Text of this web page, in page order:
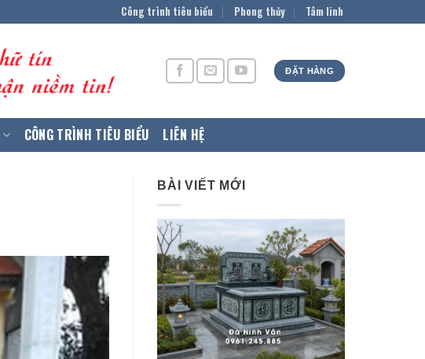
Công trình tiêu biểu Phong thủy Tâm linh
ĐẶT HÀNG
CÔNG TRÌNH TIÊU BIỂU LIÊN HỆ
BÀI VIẾT MỚI